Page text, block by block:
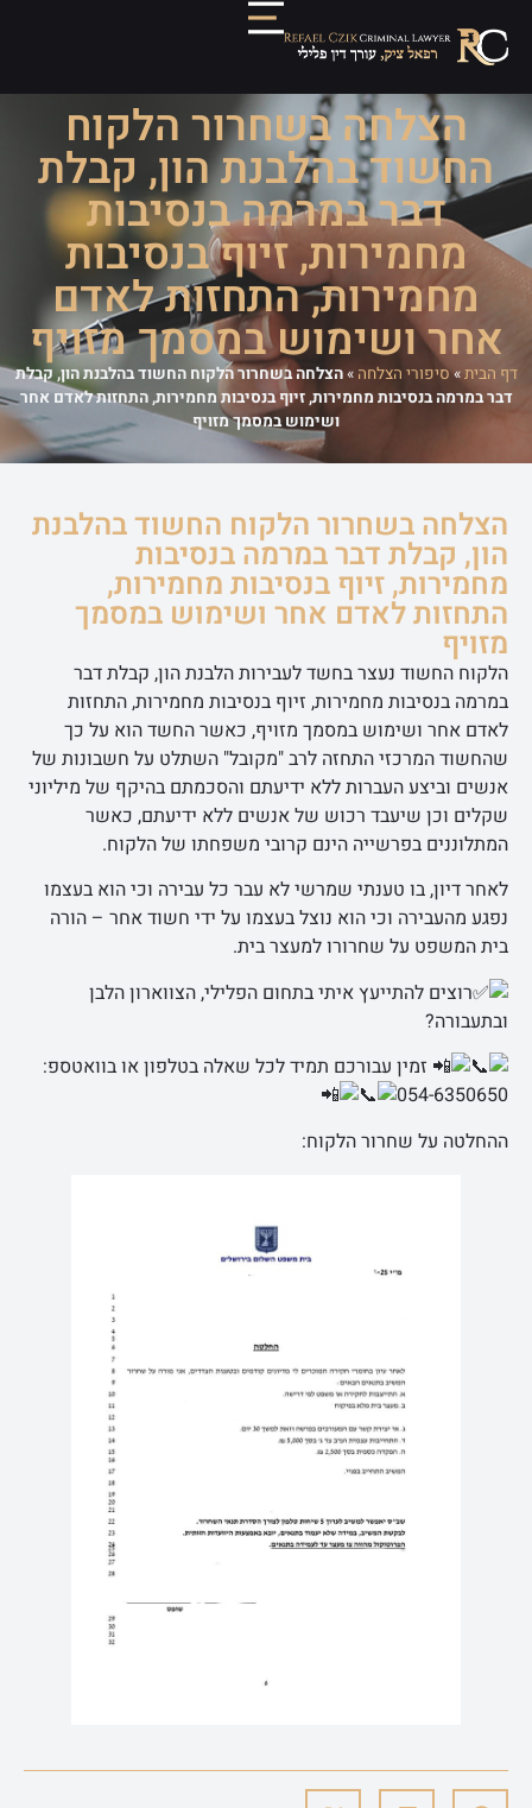
הצלחה בשחרור הלקוח
החשוד בהלבנת הון, קבלת
דבר במרמה בנסיבות
מחמירות, זיוף בנסיבות
מחמירות, התחזות לאדם
אחר ושימוש במסמך מזויף
דף הבית»סיפורי הצלחה »הצלחה בשחרור הלקוח החשוד בהלבנת הון, קבלת
דבר במרמה בנסיבות מחמירות, זיוף בנסיבות מחמירות, התחזות לאדם אחר
ושימוש במסמך מזויף
הצלחה בשחרור הלקוח החשוד בהלבנת
הון, קבלת דבר במרמה בנסיבות
מחמירות, זיוף בנסיבות מחמירות,
התחזות לאדם אחר ושימוש במסמך
מזויף
הלקוח החשוד נעצר בחשד לעבירות הלבנת הון, קבלת דבר
במרמה בנסיבות מחמירות, זיוף בנסיבות מחמירות, התחזות
לאדם אחר ושימוש במסמך מזויף, כאשר החשד הוא על כך
שהחשוד המרכזי התחזה לרב "מקובל" השתלט על חשבונות של
אנשים וביצע העברות ללא ידיעתם והסכמתם בהיקף של מיליוני
שקלים וכן שיעבד רכוש של אנשים ללא ידיעתם, כאשר
המתלוננים בפרשייה הינם קרובי משפחתו של הלקוח.
לאחר דיון, בו טענתי שמרשי לא עבר כל עבירה וכי הוא בעצמו
נפגע מהעבירה וכי הוא נוצל בעצמו על ידי חשוד אחר – הורה
בית המשפט על שחרורו למעצר בית.
רוצים להתייעץ איתי בתחום הפלילי, הצווארון הלבן
ובתעבורה?
זמין עבורכם תמיד לכל שאלה בטלפון או בוואטספ:
054-6350650
ההחלטה על שחרור הלקוח: